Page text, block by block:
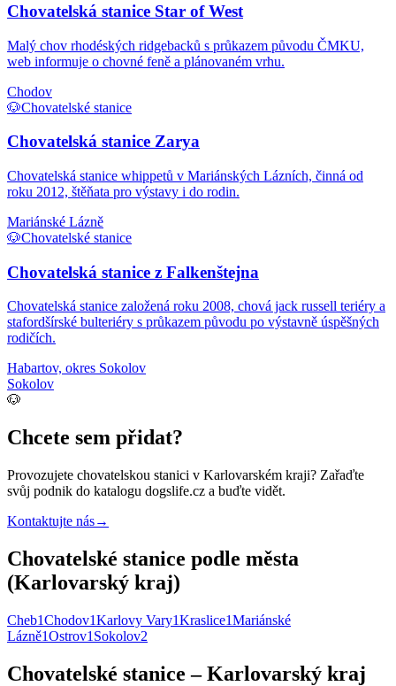
Chovatelská stanice Star of West
Malý chov rhodéských ridgebacků s průkazem původu ČMKU,
web informuje o chovné feně a plánovaném vrhu.
Chodov
🐶Chovatelské stanice
Chovatelská stanice Zarya
Chovatelská stanice whippetů v Mariánských Lázních, činná od
roku 2012, štěňata pro výstavy i do rodin.
Mariánské Lázně
🐶Chovatelské stanice
Chovatelská stanice z Falkenštejna
Chovatelská stanice založená roku 2008, chová jack russell teriéry a
stafordšírské bulteriéry s průkazem původu po výstavně úspěšných
rodičích.
Habartov, okres Sokolov
Sokolov
🐶
Chcete sem přidat?
Provozujete chovatelskou stanici v Karlovarském kraji? Zařaďte
svůj podnik do katalogu dogslife.cz a buďte vidět.
Kontaktujte nás→
Chovatelské stanice podle města
(Karlovarský kraj)
Cheb1Chodov1Karlovy Vary1Kraslice1Mariánské
Lázně1Ostrov1 Sokolov2
Chovatelské stanice – Karlovarský kraj